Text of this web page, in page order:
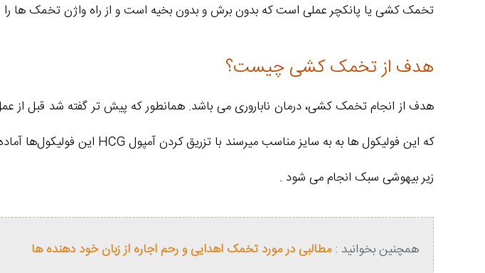
تخمک کشی یا پانکچر عملی است که بدون برش و بدون بخیه است و از راه واژن تخمک ها را
هدف از تخمک کشی چیست؟
هدف از انجام تخمک کشی، درمان ناباروری می باشد. همانطور که پیش تر گفته شد قبل از
زیر بیهوشی سبک انجام می شود .
همچنین بخوانید :مطالبی در مورد تخمک اهدایی و رحم اجاره از زبان خود دهنده ها